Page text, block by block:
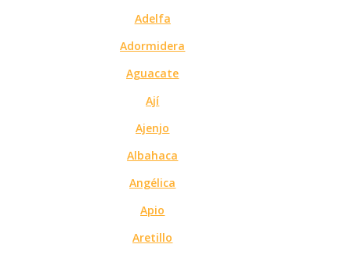
Adelfa
Adormidera
Aguacate
Ají
Ajenjo
Albahaca
Angélica
Apio
Aretillo